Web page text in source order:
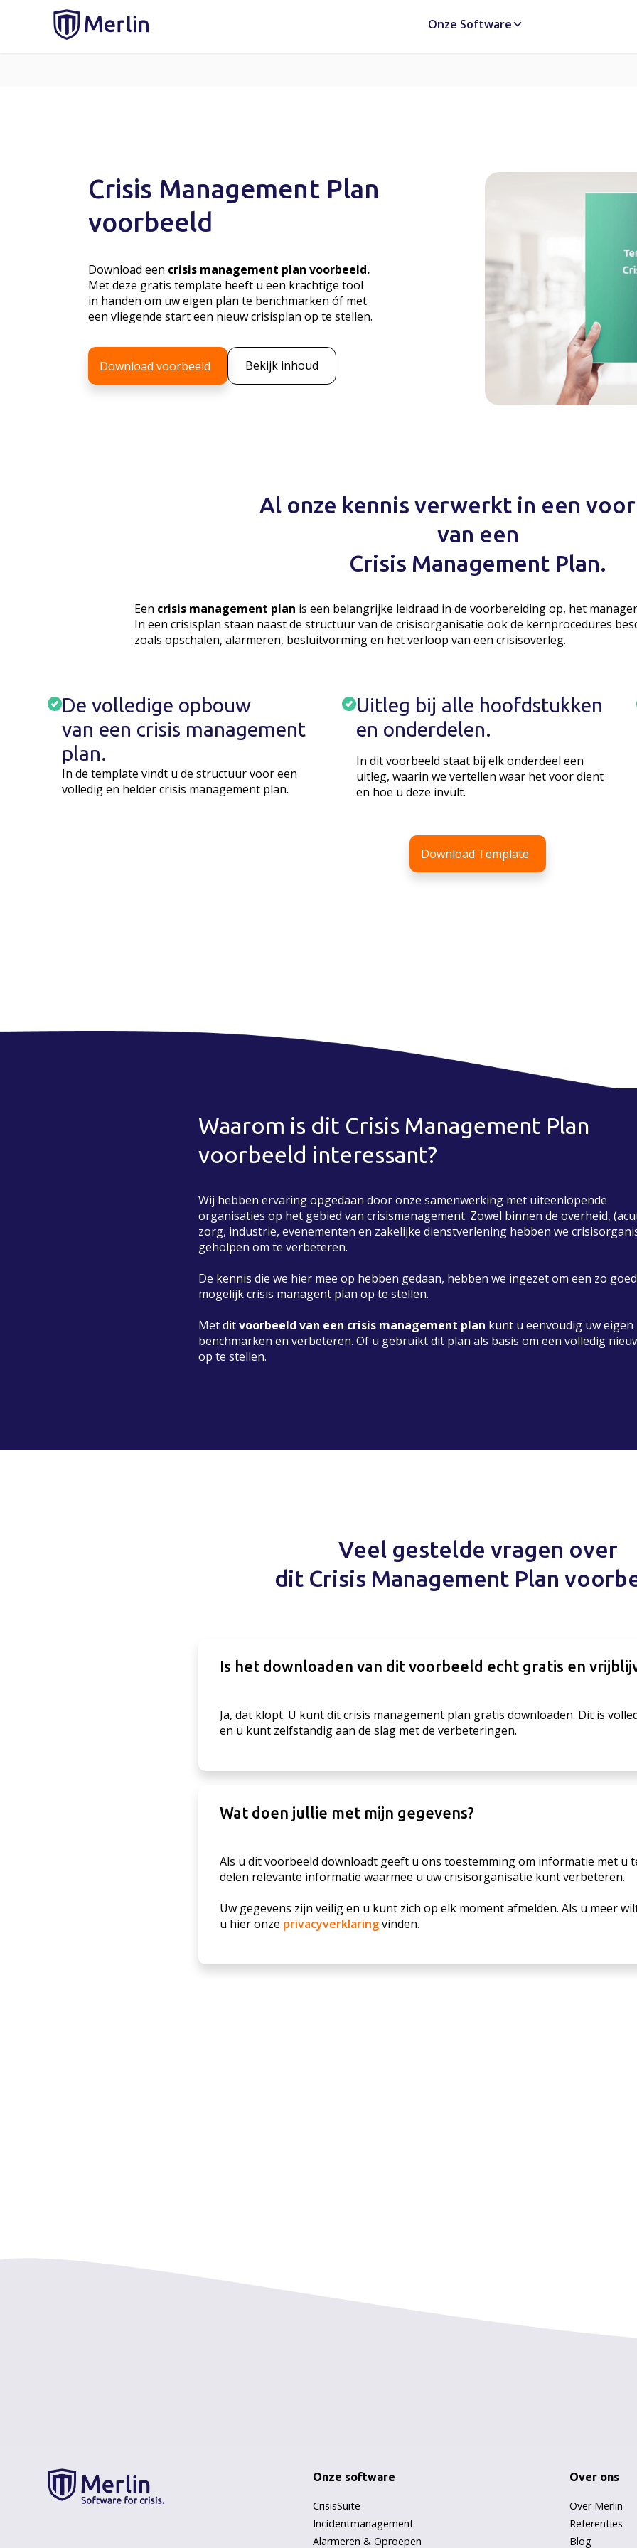
Onze Software
Crisis Management Plan
voorbeeld
Download een crisis management plan voorbeeld.
Met deze gratis template heeft u een krachtige tool
in handen om uw eigen plan te benchmarken óf met
een vliegende start een nieuw crisisplan op te stellen.
Download voorbeeld Bekijk inhoud
Al onze kennis verwerkt in een
van een
Crisis Management Plan.
Een crisis management plan is een belangrijke leidraad in de voorbereiding op, het
In een crisisplan staan naast de structuur van de crisisorganisatie ook de kernprocedures
zoals opschalen, alarmeren, besluitvorming en het verloop van een crisisoverleg.
De volledige opbouw
van een crisis management
plan.
In de template vindt u de structuur voor een
volledig en helder crisis management plan.
Uitleg bij alle hoofdstukken
en onderdelen.
In dit voorbeeld staat bij elk onderdeel een
uitleg, waarin we vertellen waar het voor dient
en hoe u deze invult.
Download Template
Waarom is dit Crisis Management Plan
voorbeeld interessant?
Wij hebben ervaring opgedaan door onze samenwerking met uiteenlopende
organisaties op het gebied van crisismanagement. Zowel binnen de overheid,
zorg, industrie, evenementen en zakelijke dienstverlening hebben we
geholpen om te verbeteren.
De kennis die we hier mee op hebben gedaan, hebben we ingezet om een zo goed
mogelijk crisis managent plan op te stellen.
Met ditvoorbeeld van een crisis management plan kunt u eenvoudig uw eigen
benchmarken en verbeteren. Of u gebruikt dit plan als basis om een volledig
op te stellen.
Veel gestelde vragen over
dit Crisis Management Plan
Is het downloaden van dit voorbeeld echt gratis en
Ja, dat klopt. U kunt dit crisis management plan gratis downloaden. Dit is
en u kunt zelfstandig aan de slag met de verbeteringen.
Wat doen jullie met mijn gegevens?
Als u dit voorbeeld downloadt geeft u ons toestemming om informatie met u
delen relevante informatie waarmee u uw crisisorganisatie kunt verbeteren.
Uw gegevens zijn veilig en u kunt zich op elk moment afmelden. Als u meer
u hier onze privacyverklaringvinden.
Onze software
CrisisSuite
Incidentmanagement
Alarmeren & Oproepen
Over ons
Over Merlin
Referenties
Blog